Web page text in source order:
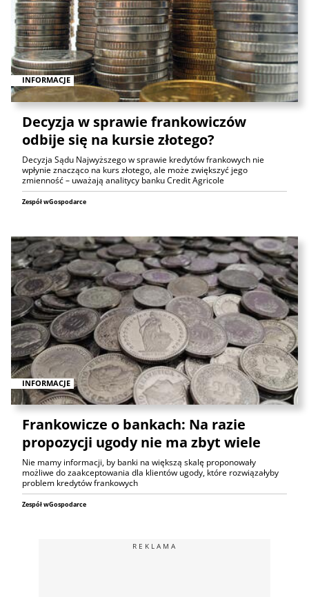
INFORMACJE
Decyzja w sprawie frankowiczów
odbije się na kursie złotego?
Decyzja Sądu Najwyższego w sprawie kredytów frankowych nie
wpłynie znacząco na kurs złotego, ale może zwiększyć jego
zmienność – uważają analitycy banku Credit Agricole
Zespół wGospodarce
INFORMACJE
Frankowicze o bankach: Na razie
propozycji ugody nie ma zbyt wiele
Nie mamy informacji, by banki na większą skalę proponowały
możliwe do zaakceptowania dla klientów ugody, które rozwiązałyby
problem kredytów frankowych
Zespół wGospodarce
REKLAMA